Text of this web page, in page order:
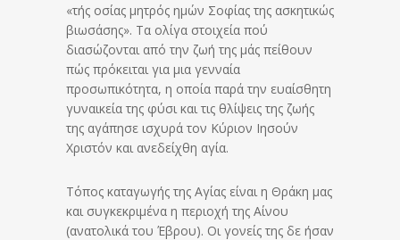
«τής οσίας μητρός ημών Σοφίας της ασκητικώς
βιωσάσης». Τα ολίγα στοιχεία πού
διασώζονται από την ζωή της μάς πείθουν
πώς πρόκειται για μια γενναία
προσωπικότητα, η οποία παρά την ευαίσθητη
γυναικεία της φύσι και τις θλίψεις της ζωής
της αγάπησε ισχυρά τον Κύριον Ιησούν
Χριστόν και ανεδείχθη αγία.
Τόπος καταγωγής της Αγίας είναι η Θράκη μας
και συγκεκριμένα η περιοχή της Αίνου
(ανατολικά του Έβρου). Οι γονείς της δε ήσαν